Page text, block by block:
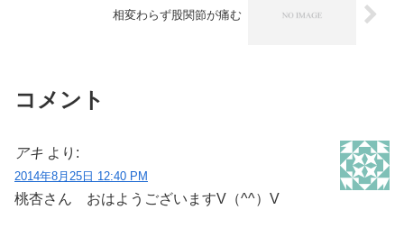
相変わらず股関節が痛む
コメント
アキ より:
2014年8月25日 12:40 PM
桃杏さん おはようございますV（^^）V